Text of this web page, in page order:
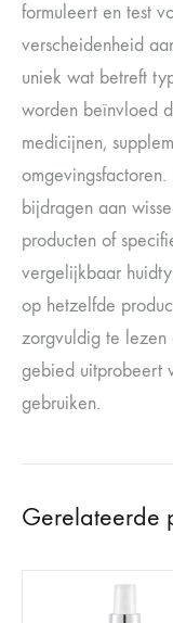
formuleert en test
verscheidenheid
uniek wat betreft
worden beïnvloed
medicijnen,
bijdragen aan
producten of
vergelijkbaar
op hetzelfde
zorgvuldig te lezen
gebied uitprobeert
gebruiken.
Gerelateerde